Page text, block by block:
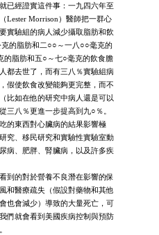
已經證實這件事：一九四六年至
Lester Morrison）醫師把一群心
實驗組的病人減少攝取脂肪和飲
的脂肪和二○○～一八○○毫克的
的脂肪和五○～七○毫克的飲食膽
都去世了，而有三八％實驗組病
假使飲食改變能夠更完整，而不
比如在他的研究中病人還是可以
三八％更進一步提高到九○％。
的東西對心臟病的結果影響極
究、移民研究和實驗性實驗室動
病、肥胖、腎臟病，以及許多疾
到的對於營養不良潛在影響的保
和醫療疏失（假設對藥物和其他
也會減少）導致的大量死亡，可
們就會看到美國疾病控制與預防